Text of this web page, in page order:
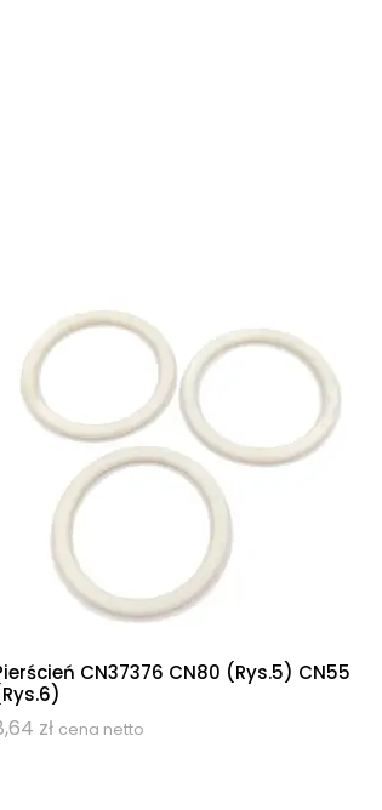
CN37376 CN80 (Rys.5) CN55
zł cena netto